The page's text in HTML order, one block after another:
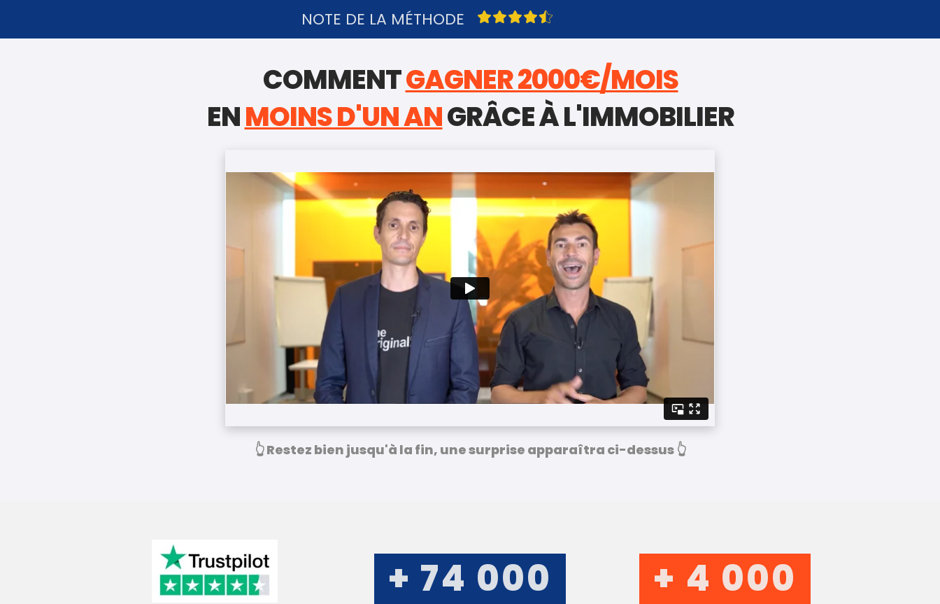
NOTE DE LA MÉTHODE
COMMENTGAGNER 2000€/MOIS
ENMOINS D'UN ANGRÂCE À L'IMMOBILIER
👆 Restez bien jusqu'à la fin, une surprise apparaîtra ci-dessus 👆
+ 74 000 + 4 000